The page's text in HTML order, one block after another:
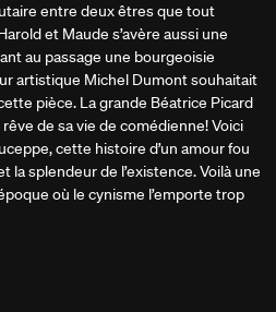
entre deux êtres que tout
et Maude s’avère aussi une
au passage une bourgeoisie
artistique Michel Dumont souhaitait
pièce. La grande Béatrice Picard
de sa vie de comédienne! Voici
cette histoire d’un amour fou
la splendeur de l’existence. Voilà une
où le cynisme l’emporte trop